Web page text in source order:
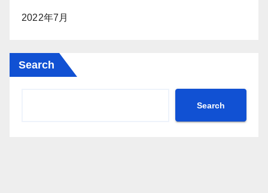
2022年7月
Search
Search